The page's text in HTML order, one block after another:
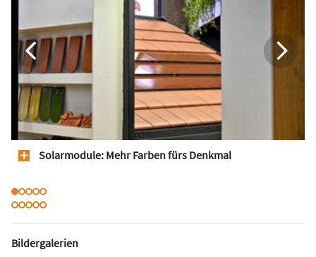
Solarmodule: Mehr Farben fürs Denkmal
Bildergalerien